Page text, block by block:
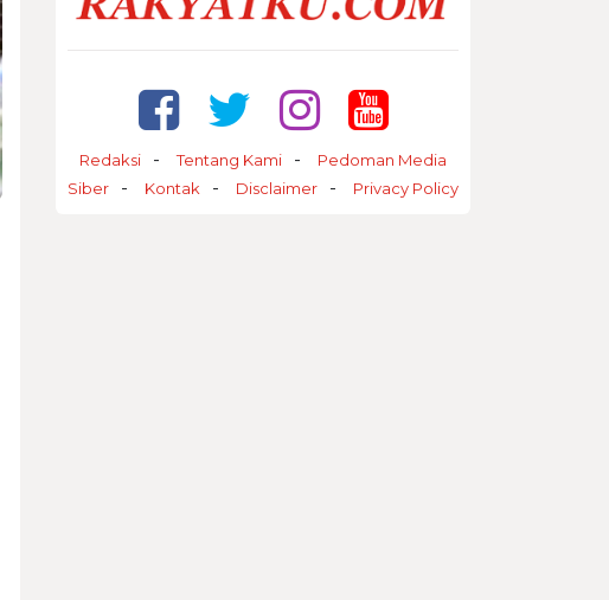
Redaksi Tentang Kami
Pedoman Media
Siber
Kontak Disclaimer Privacy Policy